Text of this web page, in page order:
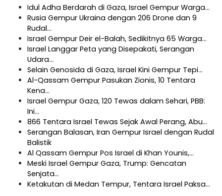
Idul Adha Berdarah di Gaza, Israel Gempur Warga…
Rusia Gempur Ukraina dengan 206 Drone dan 9
Rudal…
Israel Gempur Deir el-Balah, Sedikitnya 65 Warga…
Israel Langgar Peta yang Disepakati, Serangan
Udara…
Selain Genosida di Gaza, Israel Kini Gempur Tepi…
Al-Qassam Gempur Pasukan Zionis, 10 Tentara
Kena…
Israel Gempur Gaza, 120 Tewas dalam Sehari, PBB:
Ini…
866 Tentara Israel Tewas Sejak Awal Perang, Abu…
Serangan Balasan, Iran Gempur Israel dengan Rudal
Balistik
Al Qassam Gempur Pos Israel di Khan Younis,…
Meski Israel Gempur Gaza, Trump: Gencatan
Senjata…
Ketakutan di Medan Tempur, Tentara Israel Paksa…